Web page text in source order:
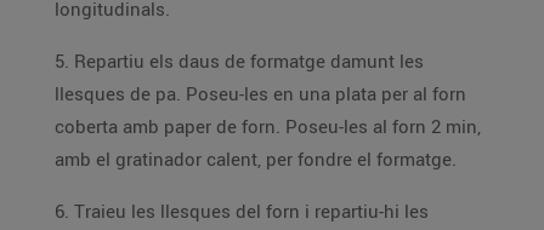
longitudinals.
5. Repartiu els daus de formatge damunt les
llesques de pa. Poseu-les en una plata per al forn
coberta amb paper de forn. Poseu-les al forn 2 min,
amb el gratinador calent, per fondre el formatge.
6. Traieu les llesques del forn i repartiu-hi les